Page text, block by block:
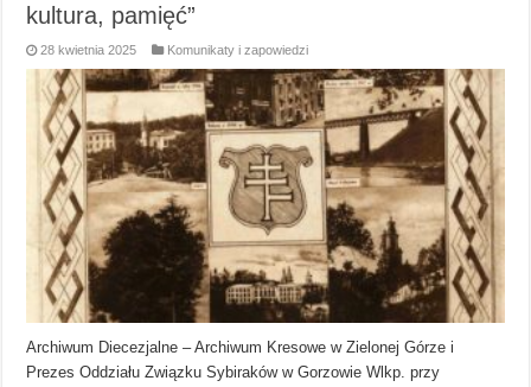
kultura, pamięć”
28 kwietnia 2025 Komunikaty i zapowiedzi
Archiwum Diecezjalne – Archiwum Kresowe w Zielonej Górze i
Prezes Oddziału Związku Sybiraków w Gorzowie Wlkp. przy